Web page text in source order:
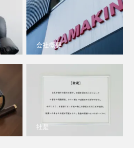
会社概要
社是